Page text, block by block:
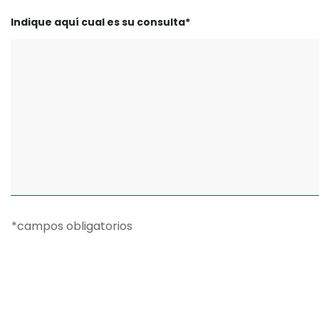
Indique aquí cual es su consulta*
*campos obligatorios